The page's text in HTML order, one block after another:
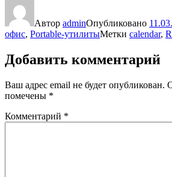
Автор adminОпубликовано
офис, Portable-утилитыМетки calendar,
Добавить комментарий
Ваш адрес email не будет опубликован.
помечены *
Комментарий *